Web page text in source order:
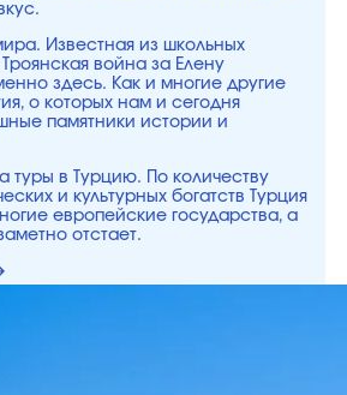
Известная из школьных
война за Елену
здесь. Как и многие другие
о которых нам и сегодня
памятники истории и
туры в Турцию. По количеству
и культурных богатств Турция
европейские государства, а
отстает.